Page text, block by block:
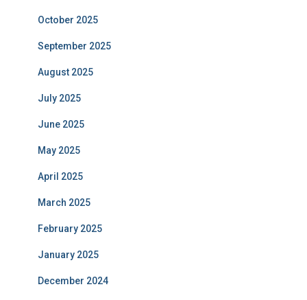
October 2025
September 2025
August 2025
July 2025
June 2025
May 2025
April 2025
March 2025
February 2025
January 2025
December 2024